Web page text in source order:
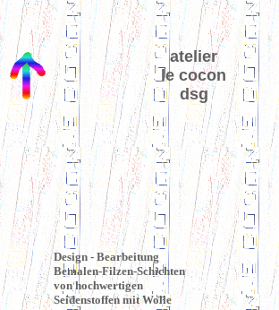
atelier
le cocon
dsg
Design - Bearbeitung
Bemalen-Filzen-Schichten
von hochwertigen
Seidenstoffen mit Wolle